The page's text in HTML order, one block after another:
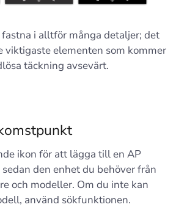
i alltför många detaljer; det
viktigaste elementen som kommer
täckning avsevärt.
ikon för att lägga till en AP
den enhet du behöver från
och modeller. Om du inte kan
använd sökfunktionen.